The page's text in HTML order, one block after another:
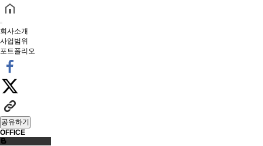
회사소개
사업범위
포트폴리오
공유하기
OFFICE